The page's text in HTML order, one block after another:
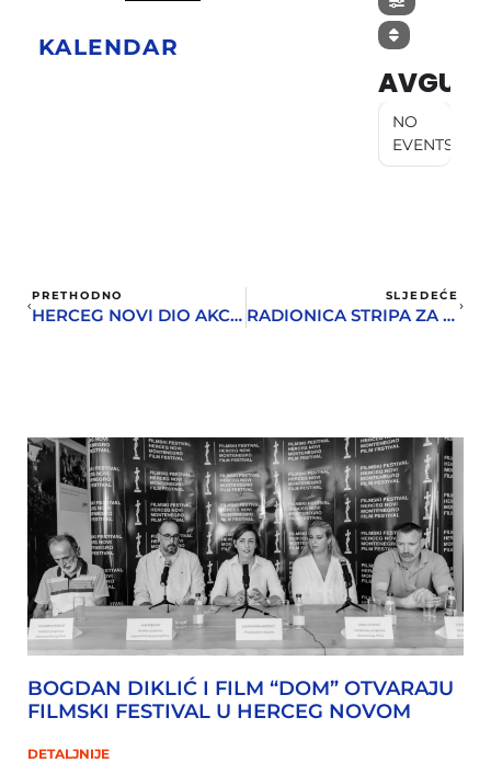
KALENDAR
AVGUST
NO
EVENTS
PRETHODNO
HERCEG NOVI DIO AKCIJE MEĐUNARODNOG DANA ČIŠĆENJA PLAŽA
SLJEDEĆE
RADIONICA STRIPA ZA KLINCE
BOGDAN DIKLIĆ I FILM “DOM” OTVARAJU
FILMSKI FESTIVAL U HERCEG NOVOM
DETALJNIJE